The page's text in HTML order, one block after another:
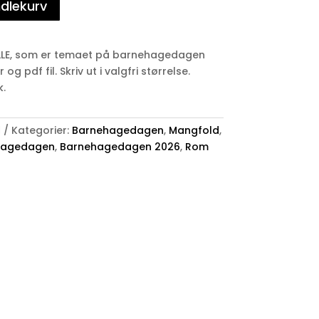
som er temaet på barnehagedagen
og pdf fil. Skriv ut i valgfri størrelse.
Kategorier: Barnehagedagen, Mangfold,
, Barnehagedagen 2026, Rom